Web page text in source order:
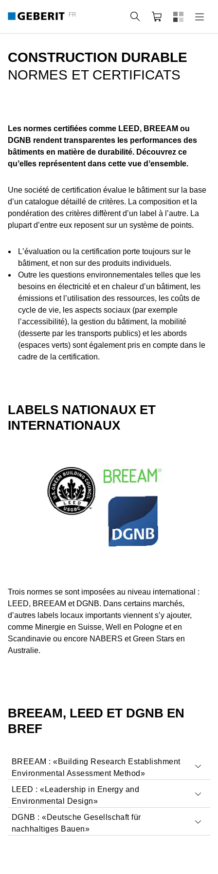
FR Rechercher
Panier
CONSTRUCTION DURABLE
NORMES ET CERTIFICATS
Les normes certifiées comme LEED, BREEAM ou
DGNB rendent transparentes les performances des
bâtiments en matière de durabilité. Découvrez ce
quʼelles représentent dans cette vue dʼensemble.
Une société de certification évalue le bâtiment sur la base
dʼun catalogue détaillé de critères. La composition et la
pondération des critères diffèrent dʼun label à lʼautre. La
plupart dʼentre eux reposent sur un système de points.
Lʼévaluation ou la certification porte toujours sur le
bâtiment, et non sur des produits individuels.
Outre les questions environnementales telles que les
besoins en électricité et en chaleur dʼun bâtiment, les
émissions et lʼutilisation des ressources, les coûts de
cycle de vie, les aspects sociaux (par exemple
lʼaccessibilité), la gestion du bâtiment, la mobilité
(desserte par les transports publics) et les abords
(espaces verts) sont également pris en compte dans le
cadre de la certification.
LABELS NATIONAUX ET
INTERNATIONAUX
Trois normes se sont imposées au niveau international :
LEED, BREEAM et DGNB. Dans certains marchés,
dʼautres labels locaux importants viennent sʼy ajouter,
comme Minergie en Suisse, Well en Pologne et en
Scandinavie ou encore NABERS et Green Stars en
Australie.
BREEAM, LEED ET DGNB EN
BREF
BREEAM : «Building Research Establishment
Environmental Assessment Method»
LEED : «Leadership in Energy and
Environmental Design»
DGNB : «Deutsche Gesellschaft für
nachhaltiges Bauen»